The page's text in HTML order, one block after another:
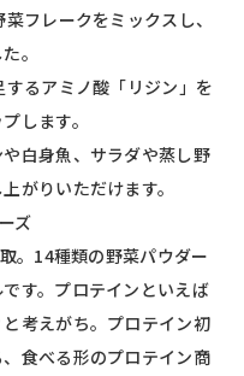
フレークをミックスし、
。
るアミノ酸「リジン」を
します。
白身魚、サラダや蒸し野
がりいただけます。
ズ
。14種類の野菜パウダー
す。プロテインといえば
考えがち。プロテイン初
食べる形のプロテイン商